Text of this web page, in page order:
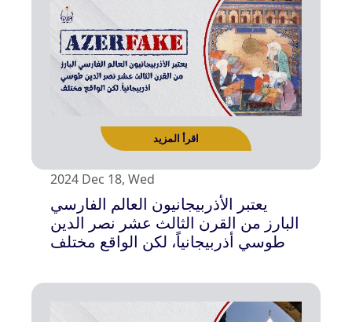
اقرأ المزيد
2024 Dec 18, Wed
يعتبر الأذربيجانيون العالم الفارسي
البارز من القرن الثالث عشر نصر الدين
طوسي أذربيجانياً، لكن الواقع مختلف